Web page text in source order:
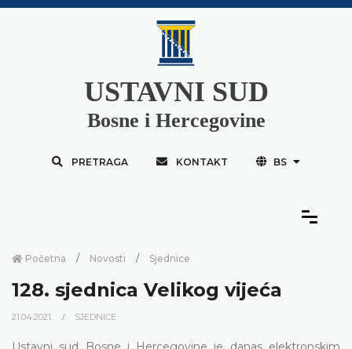
USTAVNI SUD
Bosne i Hercegovine
PRETRAGA KONTAKT BS
Početna Novosti Sjednice
128. sjednica Velikog vijeća
21.04.2021. SJEDNICE